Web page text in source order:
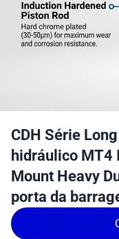
CDH Série
hidráulico MT4
Mount Heavy
porta da